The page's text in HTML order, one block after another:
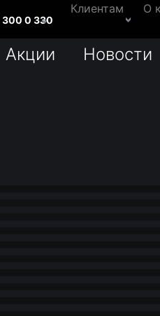
300 0 330
Клиентам
О
Акции Новости